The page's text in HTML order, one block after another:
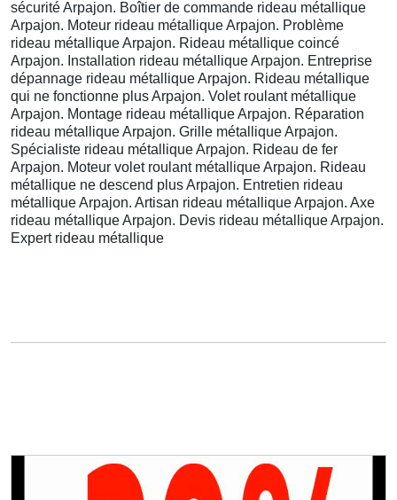
sécurité Arpajon. Boîtier de commande rideau métallique
Arpajon. Moteur rideau métallique Arpajon. Problème
rideau métallique Arpajon. Rideau métallique coincé
Arpajon. Installation rideau métallique Arpajon. Entreprise
dépannage rideau métallique Arpajon. Rideau métallique
qui ne fonctionne plus Arpajon. Volet roulant métallique
Arpajon. Montage rideau métallique Arpajon. Réparation
rideau métallique Arpajon. Grille métallique Arpajon.
Spécialiste rideau métallique Arpajon. Rideau de fer
Arpajon. Moteur volet roulant métallique Arpajon. Rideau
métallique ne descend plus Arpajon. Entretien rideau
métallique Arpajon. Artisan rideau métallique Arpajon. Axe
rideau métallique Arpajon. Devis rideau métallique Arpajon.
Expert rideau métallique